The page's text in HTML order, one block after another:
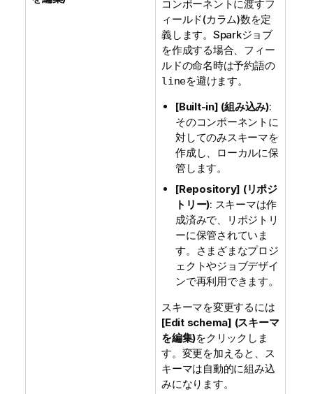
コンポーネントに渡すフ
ィールド(カラム)数を定
義します。Sparkジョブ
を作成する場合、フィー
ルドの命名時は予約語の
lineを避けます。
[Built-in] (組み込み):
そのコンポーネントに
対してのみスキーマを
作成し、ローカルに保
管します。
[Repository] (リポジ
トリー): スキーマは作
成済みで、リポジトリ
ーに保管されていま
す。さまざまなプロジ
ェクトやジョブデザイ
ンで再利用できます。
スキーマを変更するには
[Edit schema] (スキーマ
を編集)をクリックしま
す。変更を加えると、ス
キーマは自動的に組み込
みになります。